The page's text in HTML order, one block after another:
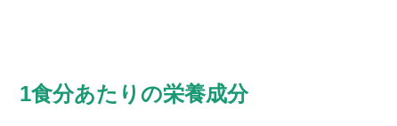
1食分あたりの栄養成分